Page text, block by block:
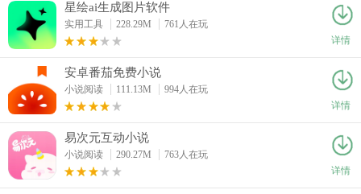
星绘ai生成图片软件
实用工具 228.29M
761人在玩
详情
安卓番茄免费小说
小说阅读 111.13M
994人在玩
详情
易次元互动小说
小说阅读 290.27M
763人在玩
详情